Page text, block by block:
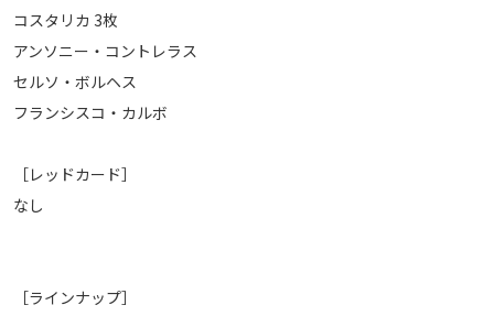
コスタリカ 3枚
アンソニー・コントレラス
セルソ・ボルヘス
フランシスコ・カルボ
［レッドカード］
なし
［ラインナップ］